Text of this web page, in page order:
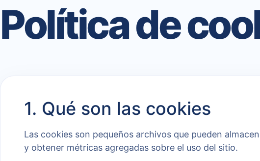
Política de
1. Qué son las cookies
Las cookies son pequeños archivos que pueden
y obtener métricas agregadas sobre el uso del sitio.